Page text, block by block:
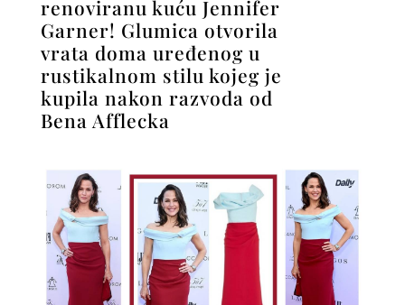
renoviranu kuću Jennifer
Garner! Glumica otvorila
vrata doma uređenog u
rustikalnom stilu kojeg je
kupila nakon razvoda od
Bena Afflecka